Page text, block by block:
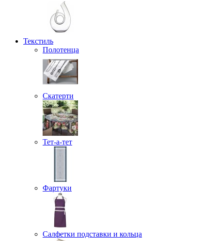
Текстиль
Полотенца
Скатерти
Тет-а-тет
Фартуки
Салфетки подставки и кольца